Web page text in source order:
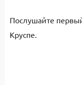
Послушайте
Круспе.